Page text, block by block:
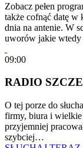
Zobacz pełen
także cofnąć datę w
dnia na antenie. W
uworów jakie wtedy
09:00
RADIO
O tej porze do
firmy, biura i wielkie
przyjemniej
szybciej…